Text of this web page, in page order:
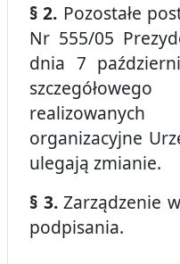
§ 2. Pozostałe
Nr 555/05
dnia 7
organizacyjne
ulegają zmianie.
§ 3.Zarządzenie
podpisania.